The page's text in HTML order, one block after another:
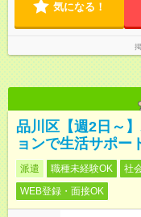
気になる！
品川区【週2日～
ョンで生活サポー
派遣 職種未経験OK 社
WEB登録・面接OK